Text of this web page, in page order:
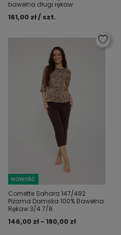
bawełna długi rękaw
161,00 zł / szt.
NOWOŚĆ
Cornette Sahara 147/492
Piżama Damska 100% Bawełna
Rękaw 3/4 7/8
146,00 zł - 180,00 zł